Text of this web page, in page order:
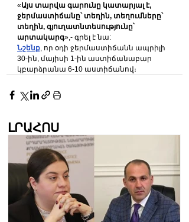
«Այս տարվա գարունը կատարյալ է,
ջերմաստիճանը՝ տեղին, տեղումները՝
տեղին, գյուղատնտեսությունը՝
արտակարգ»,- գրել է նա:
Նշենք, որ օդի ջերմաստիճանն ապրիլի
30-ին, մայիսի 1-ին աստիճանաբար
կբարձրանա 6-10 աստիճանով։
ԼՐԱՀՈՍ